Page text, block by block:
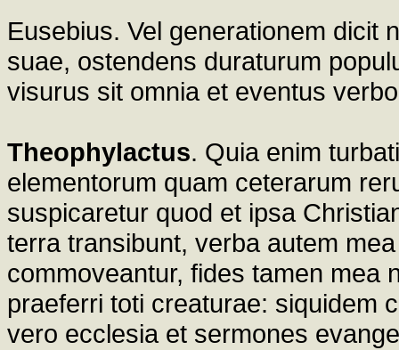
Eusebius. Vel generationem dicit
suae, ostendens duraturum
visurus sit omnia et eventus
Theophylactus. Quia enim
elementorum quam ceterarum
suspicaretur quod et ipsa
terra transibunt, verba autem
commoveantur, fides tamen mea
praeferri toti creaturae: siquidem
vero ecclesia et sermones